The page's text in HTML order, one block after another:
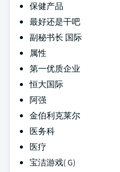
保健产品
最好还是干吧
副秘书长 国际
属性
第一优质企业
恒大国际
阿强
金伯利克莱尔
医务科
医疗
宝洁游戏( G)